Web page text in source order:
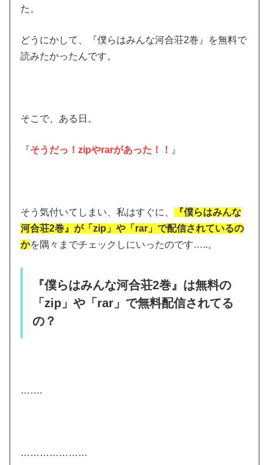
た。
どうにかして、『僕らはみんな河合荘2巻』を無料で
読みたかったんです。
そこで、ある日。
『そうだっ！zipやrarがあった！！ 』
そう気付いてしまい、私はすぐに、
『僕らはみんな
河合荘2巻』が「zip」や「rar」で配信されているの
かを隅々までチェックしにいったのです…..。
『僕らはみんな河合荘2巻』は無料の
「zip」や「rar」で無料配信されてる
の？
…….
…………………